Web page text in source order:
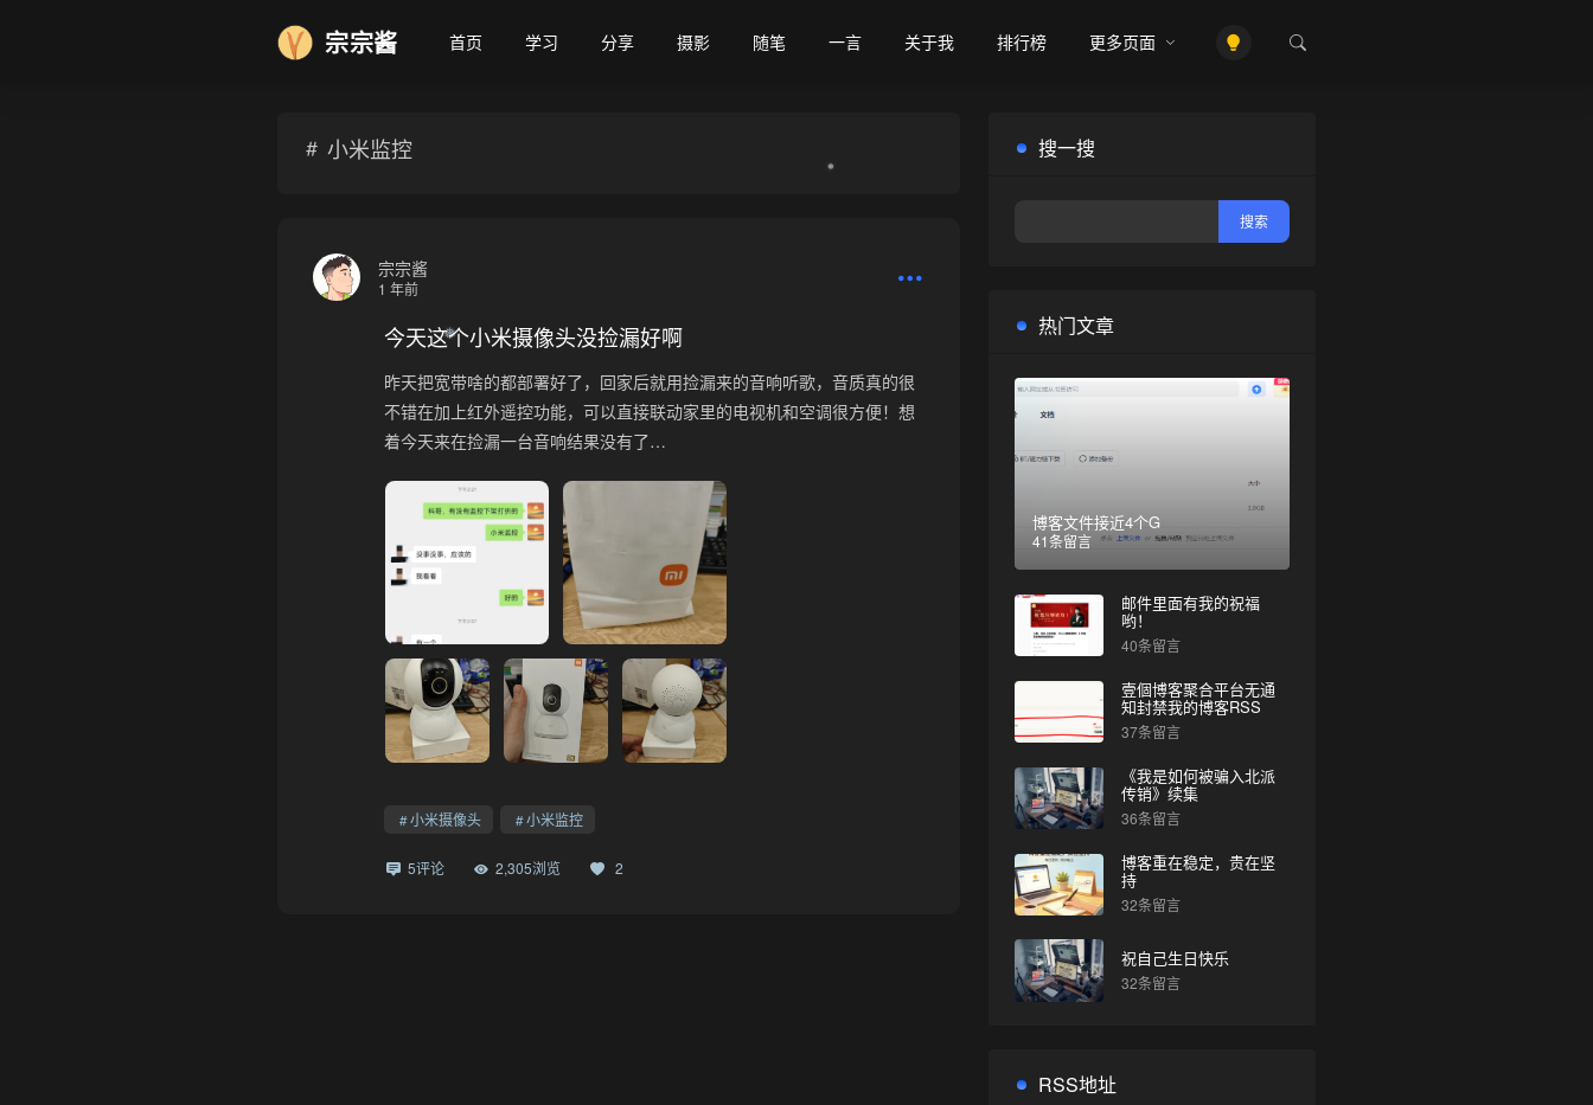
宗宗酱 首页 学习 分享 摄影 随笔 一言 关于我 排行榜 更多页面
小米监控
宗宗酱
1 年前
今天这个小米摄像头没捡漏好啊
昨天把宽带啥的都部署好了，回家后就用捡漏来的音响听歌，音质真的很
不错在加上红外遥控功能，可以直接联动家里的电视机和空调很方便！想
着今天来在捡漏一台音响结果没有了…
小米摄像头 小米监控
5评论 2,305浏览 2
搜一搜
热门文章
博客文件接近4个G
41条留言
邮件里面有我的祝福
哟！
40条留言
壹個博客聚合平台无通
知封禁我的博客RSS
37条留言
《我是如何被骗入北派
传销》续集
36条留言
博客重在稳定，贵在坚
持
32条留言
祝自己生日快乐
32条留言
RSS地址